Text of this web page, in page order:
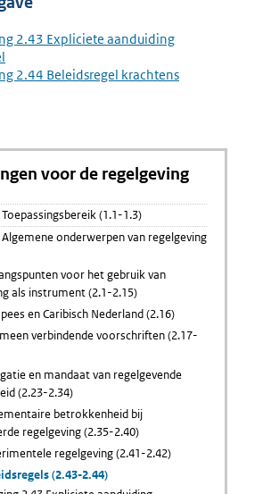
2.43 Expliciete aanduiding
2.44 Beleidsregel krachtens
voor de regelgeving
(1.1-1.3)
onderwerpen van regelgeving
voor het gebruik van
als instrument (2.1-2.15)
en Caribisch Nederland (2.16)
verbindende voorschriften (2.17-
en mandaat van regelgevende
(2.23-2.34)
betrokkenheid bij
regelgeving (2.35-2.40)
regelgeving (2.41-2.42)
(2.43-2.44)